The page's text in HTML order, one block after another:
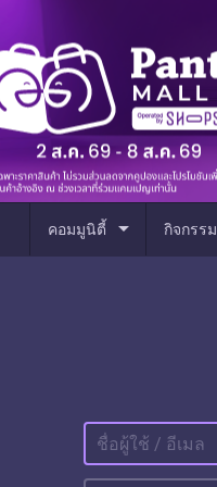
คอมมูนิตี้ arrow_drop_down กิจกรรม